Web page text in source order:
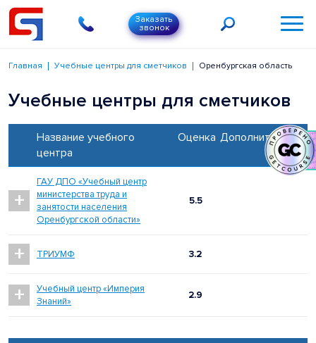
Заказать
звонок
Главная Учебные центры для сметчиков Оренбургская область
Учебные центры для сметчиков
Название учебного
центра
Оценка Дополнительно
+
ГАУ ДПО «Учебный центр
министерства труда и
занятости населения
Оренбургской области»
5.5
+ ТРИУМФ 3.2
+
Учебный центр «Империя
Знаний»
2.9